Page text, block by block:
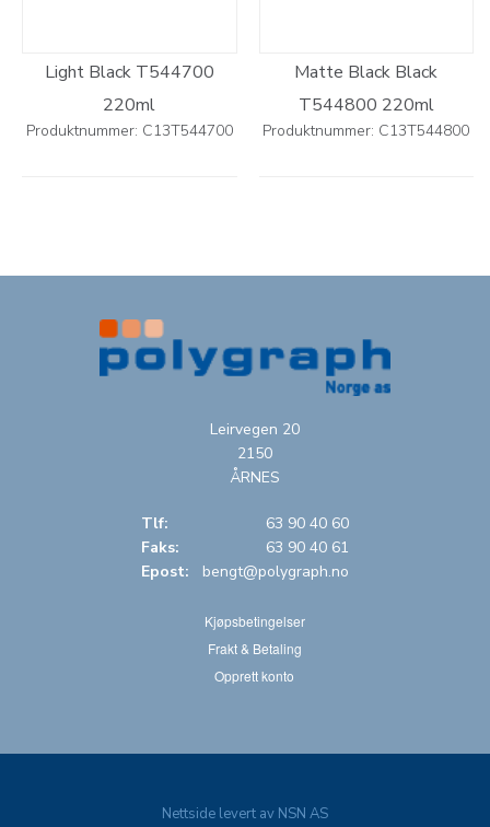
Light Black T544700
220ml
Produktnummer: C13T544700
Matte Black Black
T544800 220ml
Produktnummer: C13T544800
Leirvegen 20
2150
ÅRNES
Tlf:
63 90 40 60
Faks:
63 90 40 61
Epost:
bengt@polygraph.no
Kjøpsbetingelser
Frakt & Betaling
Opprett konto
Nettside levert av NSN AS